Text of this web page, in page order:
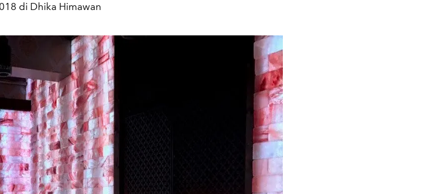
di Dhika Himawan